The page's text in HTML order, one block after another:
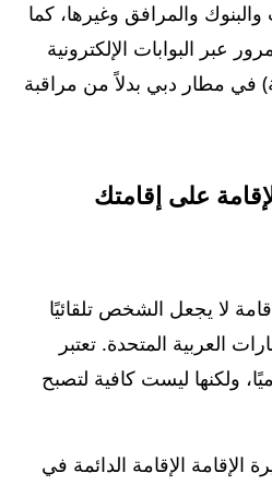
والمرافق وغيرها، كما
عبر البوابات الإلكترونية
في مطار دبي بدلاً من مراقبة
على إقامتك
لا يجعل الشخص تلقائيًا
العربية المتحدة. تعتبر
ولكنها ليست كافية لتصبح
الإقامة الدائمة في